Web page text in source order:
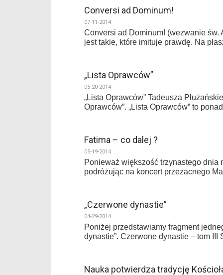
Conversi ad Dominum!
07-11-2014
Conversi ad Dominum! (wezwanie św.
jest takie, które imituje prawdę. Na
„Lista Oprawców”
05-20-2014
„Lista Oprawców” Tadeusza
Oprawców”. „Lista Oprawców” to
Fatima – co dalej ?
05-19-2014
Ponieważ większość trzynastego dnia
podróżując na koncert przezacnego
„Czerwone dynastie”
04-29-2014
Poniżej przedstawiamy fragment
dynastie”. Czerwone dynastie – tom III
Nauka potwierdza tradycję